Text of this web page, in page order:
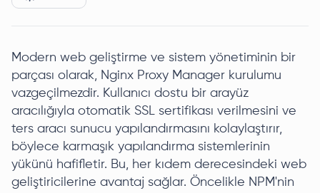
Modern web geliştirme ve sistem yönetiminin bir
parçası olarak, Nginx Proxy Manager kurulumu
vazgeçilmezdir. Kullanıcı dostu bir arayüz
aracılığıyla otomatik SSL sertifikası verilmesini ve
ters aracı sunucu yapılandırmasını kolaylaştırır,
böylece karmaşık yapılandırma sistemlerinin
yükünü hafifletir. Bu, her kıdem derecesindeki web
geliştiricilerine avantaj sağlar. Öncelikle NPM'nin